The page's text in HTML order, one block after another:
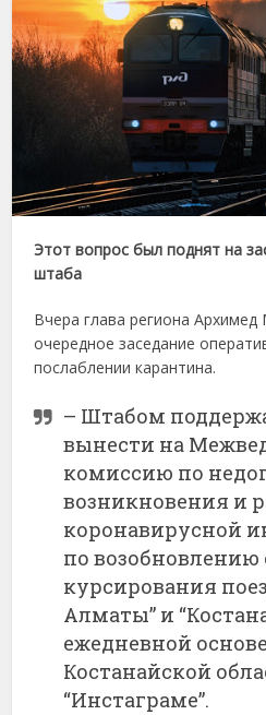
Этот вопрос был поднят на
штаба
Вчера глава региона
очередное заседание
послаблении карантина.
– Штабом
вынести на
комиссию по
возникновения и
коронавирусной
по возобновлению
курсирования
Алматы” и
ежедневной
Костанайской
“Инстаграме”.